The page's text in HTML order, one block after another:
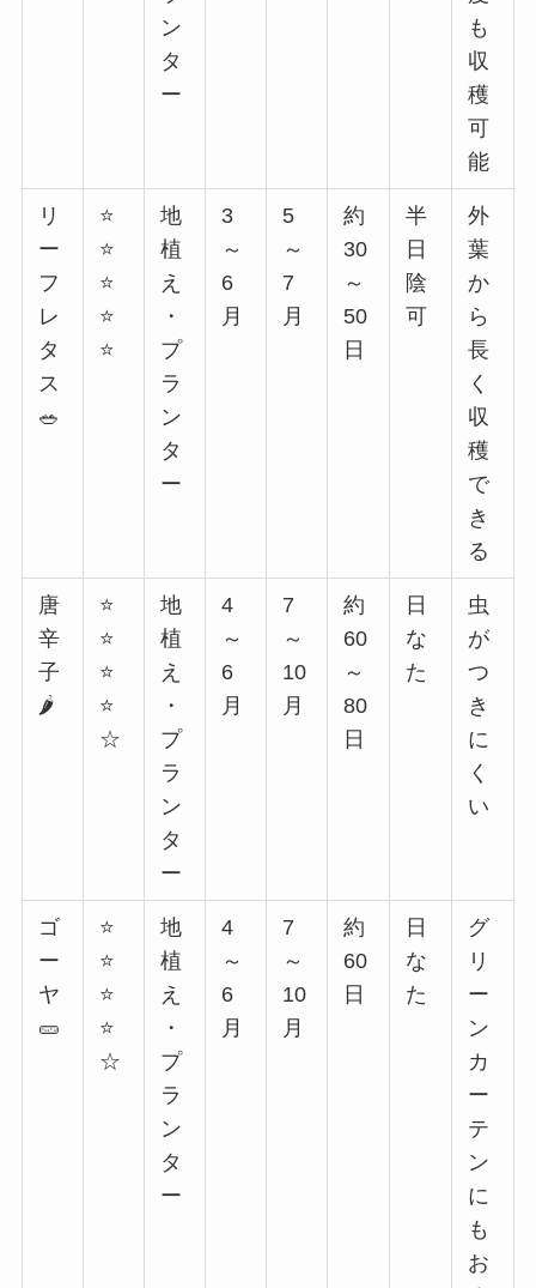
ン
タ
ー
も
収
穫
可
能
リ
ー
フ
レ
タ
ス
🥗
⭐
⭐
⭐
⭐
⭐
地
植
え
・
プ
ラ
ン
タ
ー
3
～
6
月
5
～
7
月
約
30
～
50
日
半
日
陰
可
外
葉
か
ら
長
く
収
穫
で
き
る
唐
辛
子
🌶️
⭐
⭐
⭐
⭐
☆
地
植
え
・
プ
ラ
ン
タ
ー
4
～
6
月
7
～
10
月
約
60
～
80
日
日
な
た
虫
が
つ
き
に
く
い
ゴ
ー
ヤ
🥒
⭐
⭐
⭐
⭐
☆
地
植
え
・
プ
ラ
ン
タ
ー
4
～
6
月
7
～
10
月
約
60
日
日
な
た
グ
リ
ー
ン
カ
ー
テ
ン
に
も
お